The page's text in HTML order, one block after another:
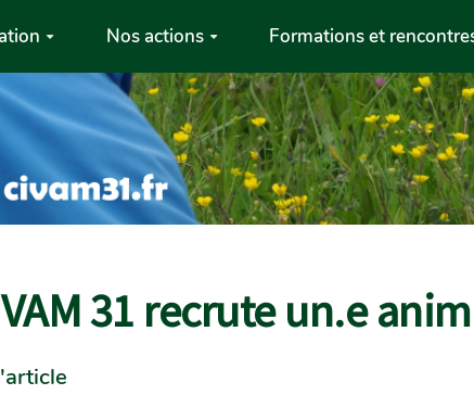
Nos actions Formations et
31 recrute un.e